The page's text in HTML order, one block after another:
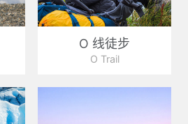
O 线徒步
O Trail